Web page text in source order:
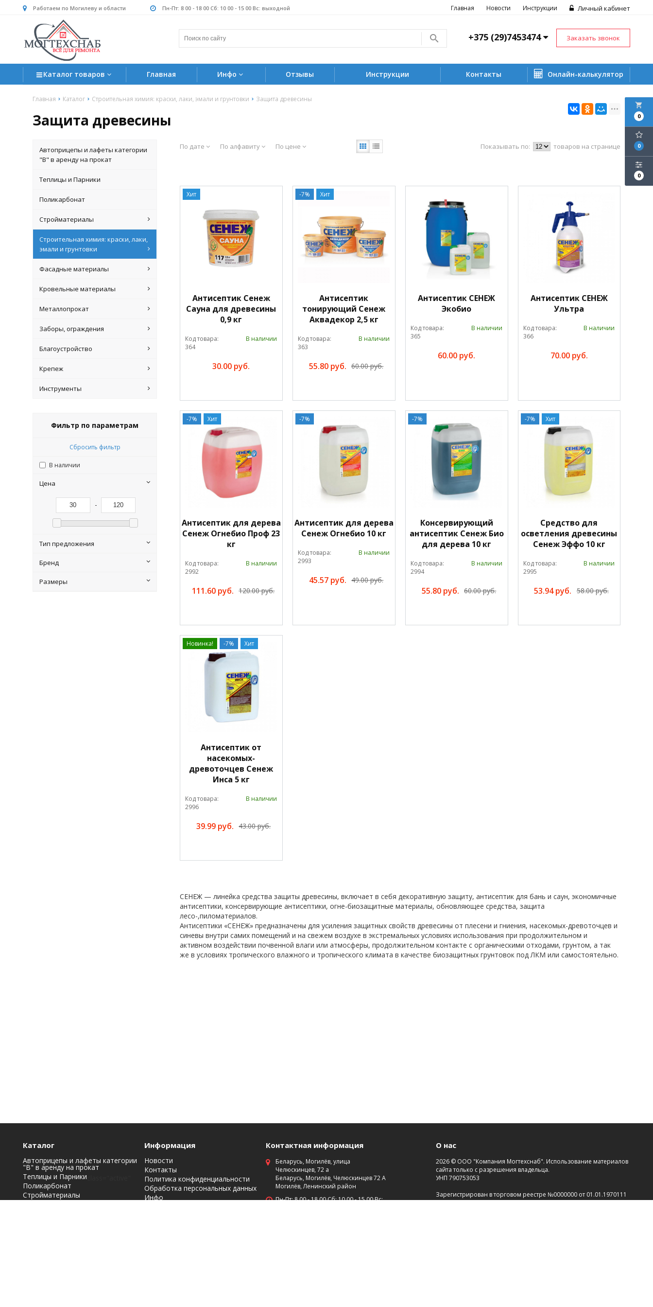
Работаем по Могилеву и области Пн-Пт: 8 00 - 18 00 Сб: 10 00 - 15 00 Вс: выходной Личный кабинет
Главная Новости Инструкции
+375 (29)7453474 Заказать звонок
Каталог товаров Главная Инфо Отзывы Инструкции Контакты Онлайн-калькулятор
Главная Каталог Строительная химия: краски, лаки, эмали и грунтовки Защита древесины
Защита древесины
local_grocery_store
0
0
0
Автоприцепы и лафеты категории
"B" в аренду на прокат
Теплицы и Парники
Поликарбонат
Стройматериалы
Строительная химия: краски, лаки,
эмали и грунтовки
Фасадные материалы
Кровельные материалы
Металлопрокат
Заборы, ограждения
Благоустройство
Крепеж
Инструменты
Фильтр по параметрам
Сбросить фильтр
В наличии
Цена
-
Тип предложения
Бренд
Размеры
По дате По алфавиту По цене Показывать по: товаров на странице
Хит
Антисептик Сенеж
Сауна для древесины
0,9 кг
Код товара:
364
В наличии
30.00 руб.
-7% Хит
Антисептик
тонирующий Сенеж
Аквадекор 2,5 кг
Код товара:
363
В наличии
55.80 руб. 60.00 руб.
Антисептик СЕНЕЖ
Экобио
Код товара:
365
В наличии
60.00 руб.
Антисептик СЕНЕЖ
Ультра
Код товара:
366
В наличии
70.00 руб.
-7% Хит
Антисептик для дерева
Сенеж Огнебио Проф 23
кг
Код товара:
2992
В наличии
111.60 руб. 120.00 руб.
-7%
Антисептик для дерева
Сенеж Огнебио 10 кг
Код товара:
2993
В наличии
45.57 руб. 49.00 руб.
-7%
Консервирующий
антисептик Сенеж Био
для дерева 10 кг
Код товара:
2994
В наличии
55.80 руб. 60.00 руб.
-7% Хит
Средство для
осветления древесины
Сенеж Эффо 10 кг
Код товара:
2995
В наличии
53.94 руб. 58.00 руб.
Новинка! -7% Хит
Антисептик от
насекомых-
древоточцев Сенеж
Инса 5 кг
Код товара:
2996
В наличии
39.99 руб. 43.00 руб.
СЕНЕЖ — линейка средства защиты древесины, включает в себя декоративную защиту, антисептик для бань и саун, экономичные
антисептики, консервирующие антисептики, огне-биозащитные материалы, обновляющее средства, защита
лесо-,пиломатериалов.
Антисептики «СЕНЕЖ» предназначены для усиления защитных свойств древесины от плесени и гниения, насекомых-древоточцев и
синевы внутри самих помещений и на свежем воздухе в экстремальных условиях использования при продолжительном и
активном воздействии почвенной влаги или атмосферы, продолжительном контакте с органическими отходами, грунтом, а так
же в условиях тропического влажного и тропического климата в качестве биозащитных грунтовок под ЛКМ или самостоятельно.
Каталог
Автоприцепы и лафеты категории
"B" в аренду на прокат
Теплицы и Парники
Поликарбонат
Стройматериалы
Информация
Новости
Контакты
Политика конфиденциальности
Обработка персональных данных
Инфо
Контактная информация
Беларусь, Могилёв, улица
Челюскинцев, 72 а
Беларусь, Могилёв, Челюскинцев 72 А
Могилёв, Ленинский район
Пн-Пт: 8 00 - 18 00 Сб: 10 00 - 15 00 Вс:
О нас
2026 © ООО "Компания Могтехснаб". Использование материалов
сайта только с разрешения владельца.
УНП 790753053
Зарегистрирован в торговом реестре №0000000 от 01.01.1970111